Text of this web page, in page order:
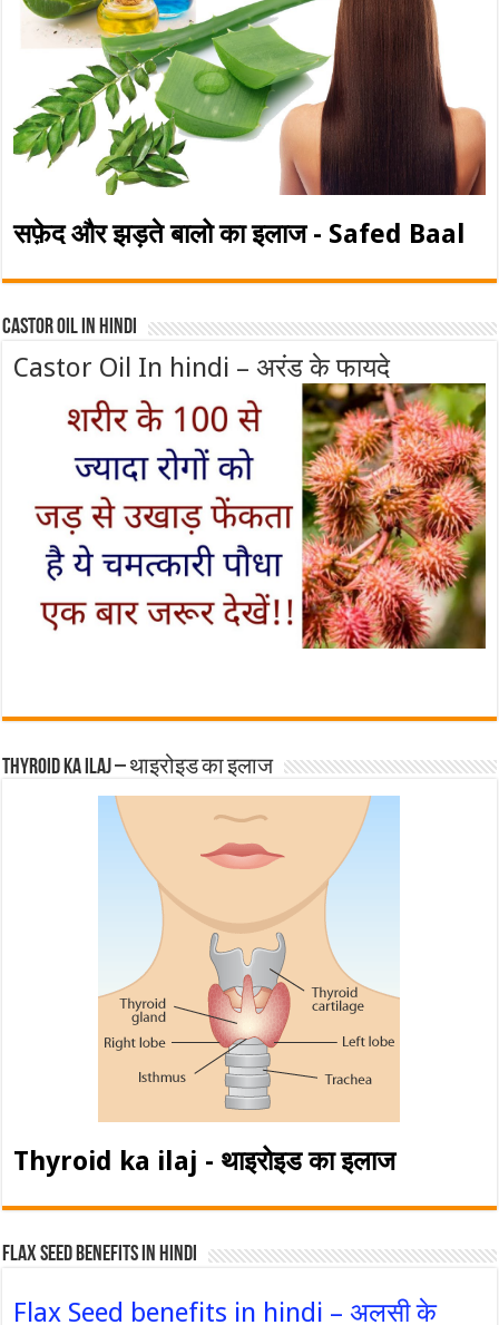
सफ़ेद और झड़ते बालो का इलाज - Safed Baal
Castor Oil In Hindi
Castor Oil In hindi – अरंड के फायदे
Thyroid ka ilaj – थाइरोइड का इलाज
Thyroid ka ilaj - थाइरोइड का इलाज
Flax Seed Benefits in hindi
Flax Seed benefits in hindi – अलसी के